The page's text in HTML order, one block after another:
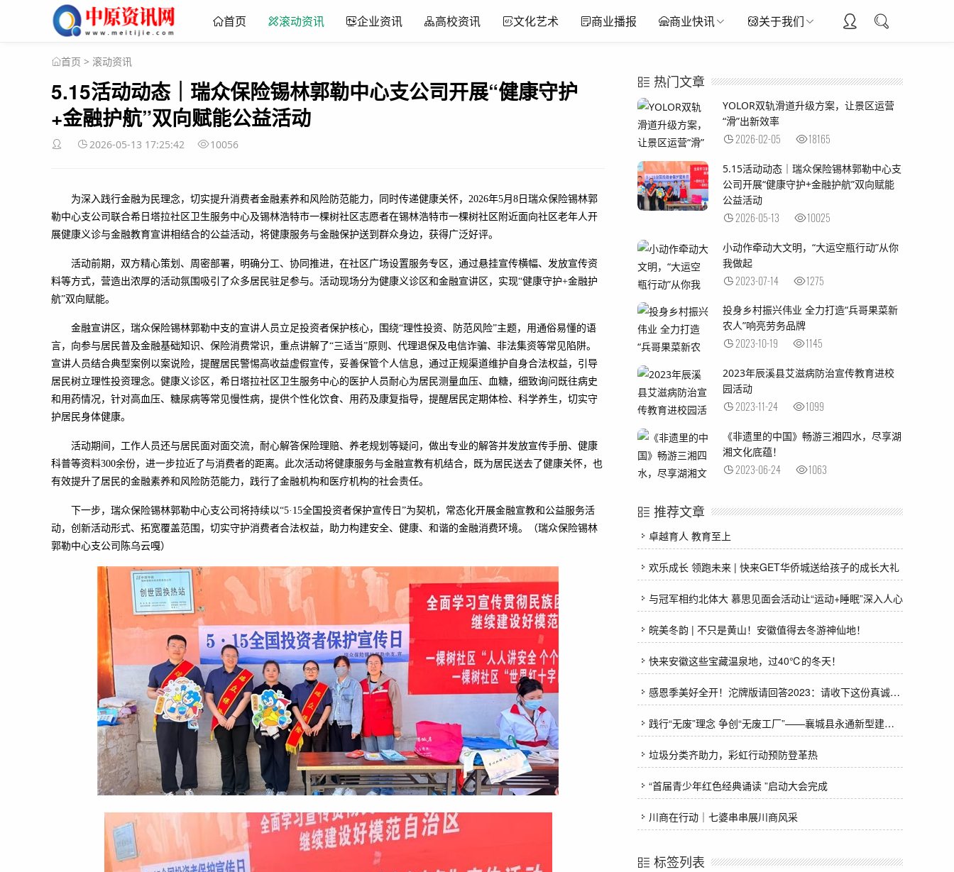
首页 滚动资讯 企业资讯 高校资讯 文化艺术 商业播报 商业快讯 关于我们
首页 > 滚动资讯
5.15活动动态｜瑞众保险锡林郭勒中心支公司开展“健康守护
+金融护航”双向赋能公益活动
2026-05-13 17:25:42 10056
为深入践行金融为民理念，切实提升消费者金融素养和风险防范能力，同时传递健康关怀，2026年5月8日瑞众保险锡林郭
勒中心支公司联合希日塔拉社区卫生服务中心及锡林浩特市一棵树社区志愿者在锡林浩特市一棵树社区附近面向社区老年人开
展健康义诊与金融教育宣讲相结合的公益活动，将健康服务与金融保护送到群众身边，获得广泛好评。
活动前期，双方精心策划、周密部署，明确分工、协同推进，在社区广场设置服务专区，通过悬挂宣传横幅、发放宣传资
料等方式，营造出浓厚的活动氛围吸引了众多居民驻足参与。活动现场分为健康义诊区和金融宣讲区，实现“健康守护+金融护
航”双向赋能。
金融宣讲区，瑞众保险锡林郭勒中支的宣讲人员立足投资者保护核心，围绕“理性投资、防范风险”主题，用通俗易懂的语
言，向参与居民普及金融基础知识、保险消费常识，重点讲解了“三适当”原则、代理退保及电信诈骗、非法集资等常见陷阱。
宣讲人员结合典型案例以案说险，提醒居民警惕高收益虚假宣传，妥善保管个人信息，通过正规渠道维护自身合法权益，引导
居民树立理性投资理念。健康义诊区，希日塔拉社区卫生服务中心的医护人员耐心为居民测量血压、血糖，细致询问既往病史
和用药情况，针对高血压、糖尿病等常见慢性病，提供个性化饮食、用药及康复指导，提醒居民定期体检、科学养生，切实守
护居民身体健康。
活动期间，工作人员还与居民面对面交流，耐心解答保险理赔、养老规划等疑问，做出专业的解答并发放宣传手册、健康
科普等资料300余份，进一步拉近了与消费者的距离。此次活动将健康服务与金融宣教有机结合，既为居民送去了健康关怀，也
有效提升了居民的金融素养和风险防范能力，践行了金融机构和医疗机构的社会责任。
下一步，瑞众保险锡林郭勒中心支公司将持续以“5·15全国投资者保护宣传日”为契机，常态化开展金融宣教和公益服务活
动，创新活动形式、拓宽覆盖范围，切实守护消费者合法权益，助力构建安全、健康、和谐的金融消费环境。
（瑞众保险锡林
郭勒中心支公司陈乌云嘎）
热门文章
YOLOR双轨滑道升级方案，让景区运营
“滑”出新效率
2026-02-05 18165
5.15活动动态｜瑞众保险锡林郭勒中心支
公司开展“健康守护+金融护航”双向赋能
公益活动
2026-05-13 10025
小动作牵动大文明，“大运空瓶行动”从你
我做起
2023-07-14 1275
投身乡村振兴伟业 全力打造“兵哥果菜新
农人”响亮劳务品牌
2023-10-19 1145
2023年辰溪县艾滋病防治宣传教育进校
园活动
2023-11-24 1099
《非遗里的中国》畅游三湘四水，尽享湖
湘文化底蕴！
2023-06-24 1063
推荐文章
卓越育人 教育至上
欢乐成长 领跑未来 | 快来GET华侨城送给孩子的成长大礼
与冠军相约北体大 慕思见面会活动让“运动+睡眠”深入人心
皖美冬韵 | 不只是黄山！安徽值得去冬游神仙地！
快来安徽这些宝藏温泉地，过40℃的冬天！
感恩季美好全开！沱牌版请回答2023：请收下这份真诚的感谢！
践行“无废”理念 争创“无废工厂”——襄城县永通新型建材有限公司争创“无废工厂”纪实
垃圾分类齐助力，彩虹行动预防登革热
“首届青少年红色经典诵读 ”启动大会完成
川商在行动｜七婆串串展川商风采
标签列表